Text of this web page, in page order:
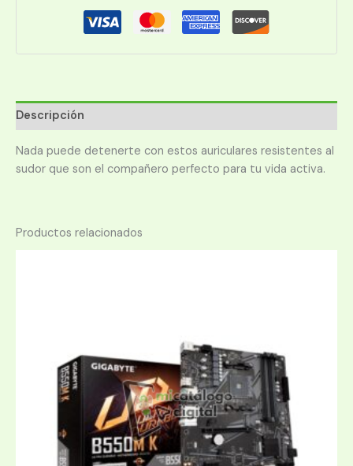
Descripción
Nada puede detenerte con estos auriculares resistentes al
sudor que son el compañero perfecto para tu vida activa.
Productos relacionados